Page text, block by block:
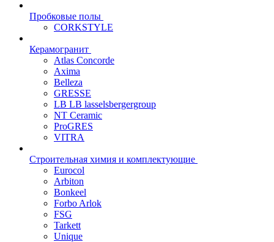
Пробковые полы
CORKSTYLE
Керамогранит
Atlas Concorde
Axima
Belleza
GRESSE
LB LB lasselsbergergroup
NT Ceramic
ProGRES
VITRA
Строительная химия и комплектующие
Eurocol
Arbiton
Bonkeel
Forbo Arlok
FSG
Tarkett
Unique